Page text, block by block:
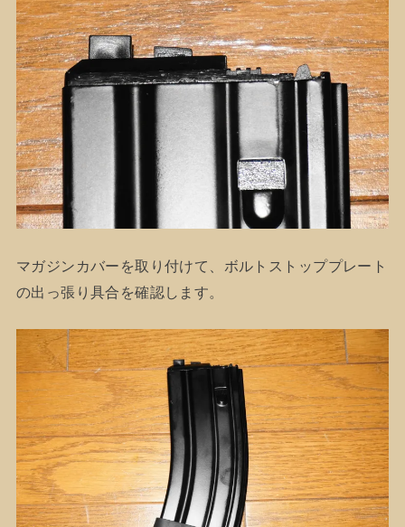
マガジンカバーを取り付けて、ボルトストッププレート
の出っ張り具合を確認します。